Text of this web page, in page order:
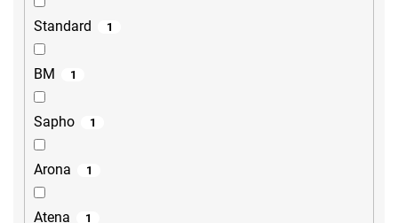
Standard 1
BM 1
Sapho 1
Arona 1
Atena 1